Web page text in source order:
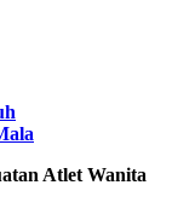
Atlet Wanita